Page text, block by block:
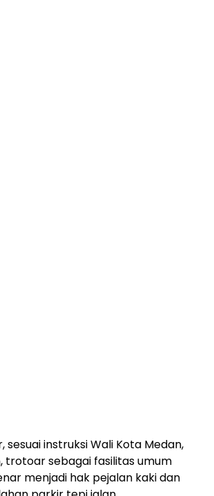
sesuai instruksi Wali Kota Medan,
trotoar sebagai fasilitas umum
menjadi hak pejalan kaki dan